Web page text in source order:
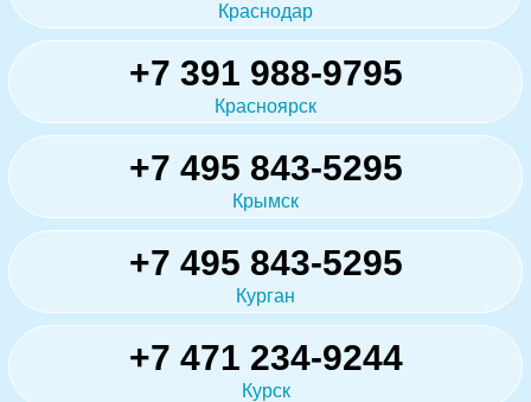
Краснодар
+7 391 988-9795
Красноярск
+7 495 843-5295
Крымск
+7 495 843-5295
Курган
+7 471 234-9244
Курск